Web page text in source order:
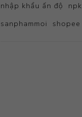
nhập khẩu ấn độ
npk
sanphammoi
shopee